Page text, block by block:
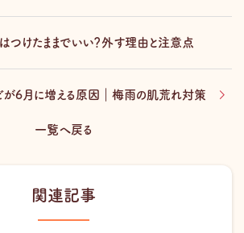
つけたままでいい？外す理由と注意点
一覧へ戻る
が6月に増える原因｜梅雨の肌荒れ対策
関連記事